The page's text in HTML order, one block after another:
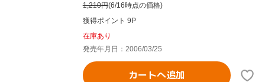
1,210円(6/16時点の価格)
獲得ポイント 9P
在庫あり
発売年月日：2006/03/25
カートへ追加